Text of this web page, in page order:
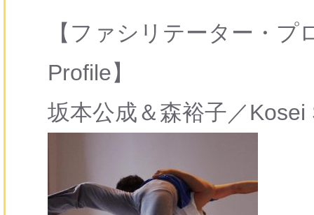
【ファシリテーター・
Profile】
坂本公成＆森裕子／